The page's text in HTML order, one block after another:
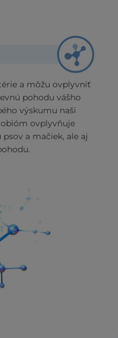
a môžu ovplyvniť
pohodu vášho
výskumu naši
ovplyvňuje
a mačiek, ale aj